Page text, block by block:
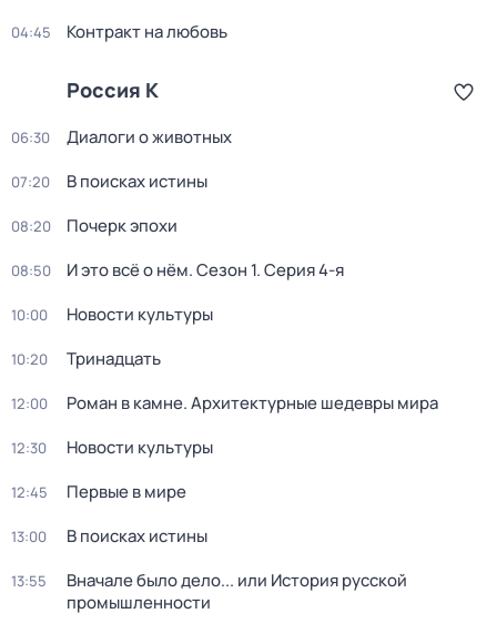
04:45 Контракт на любовь
Россия К
06:30 Диалоги о животных
07:20 В поисках истины
08:20 Почерк эпохи
08:50 И это всё о нём. Сезон 1. Серия 4-я
10:00 Новости культуры
10:20 Тринадцать
12:00 Роман в камне. Архитектурные шедевры мира
12:30 Новости культуры
12:45 Первые в мире
13:00 В поисках истины
13:55
Вначале было дело... или История русской
промышленности